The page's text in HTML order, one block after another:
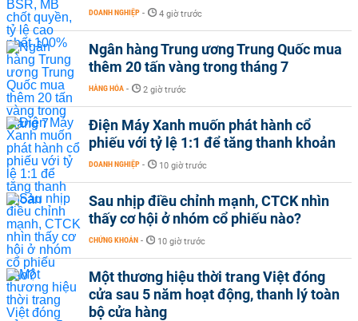
DOANH NGHIỆP - 4 giờ trước
Ngân hàng Trung ương Trung Quốc mua
thêm 20 tấn vàng trong tháng 7
HÀNG HÓA - 2 giờ trước
Điện Máy Xanh muốn phát hành cổ
phiếu với tỷ lệ 1:1 để tăng thanh khoản
DOANH NGHIỆP - 10 giờ trước
Sau nhịp điều chỉnh mạnh, CTCK nhìn
thấy cơ hội ở nhóm cổ phiếu nào?
CHỨNG KHOÁN - 10 giờ trước
Một thương hiệu thời trang Việt đóng
cửa sau 5 năm hoạt động, thanh lý toàn
bộ cửa hàng